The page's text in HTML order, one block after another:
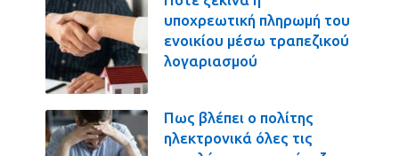
υποχρεωτική πληρωμή του
ενοικίου μέσω τραπεζικού
λογαριασμού
Πως βλέπει ο πολίτης
ηλεκτρονικά όλες τις